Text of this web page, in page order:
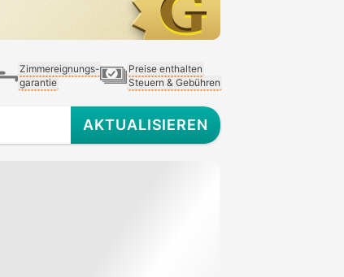
Zimmereignungs-
garantie
Preise enthalten
Steuern & Gebühren
AKTUALISIEREN